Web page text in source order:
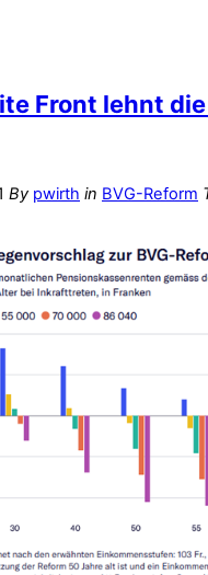
Front lehnt
By pwirth in BVG-Reform